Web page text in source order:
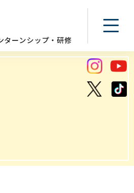
ターンシップ・研修